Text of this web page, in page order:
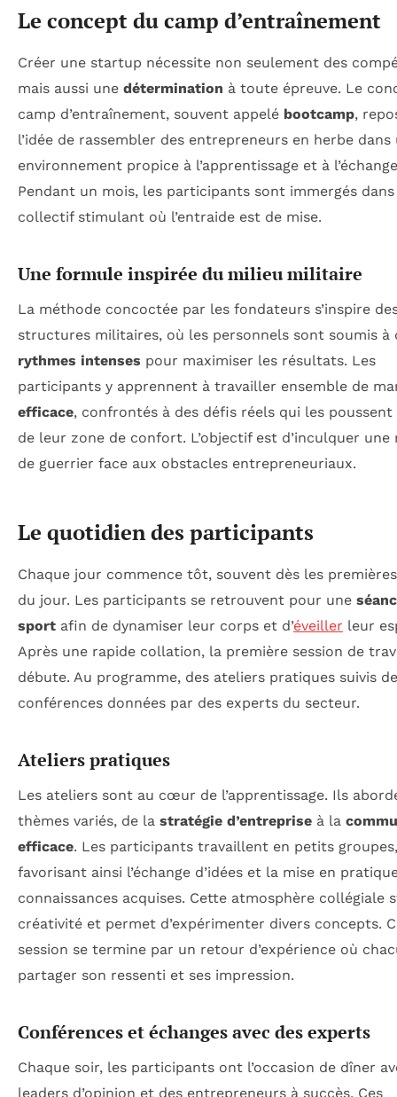
Le concept du camp d’entraînement
Créer une startup nécessite non seulement des
mais aussi une détermination à toute épreuve. Le
camp d’entraînement, souvent appelé bootcamp,
l’idée de rassembler des entrepreneurs en herbe dans
environnement propice à l’apprentissage et à
Pendant un mois, les participants sont immergés
collectif stimulant où l’entraide est de mise.
Une formule inspirée du milieu militaire
La méthode concoctée par les fondateurs s’inspire
structures militaires, où les personnels sont soumis à
rythmes intenses pour maximiser les résultats. Les
participants y apprennent à travailler ensemble de
efficace, confrontés à des défis réels qui les
de leur zone de confort. L’objectif est d’inculquer
de guerrier face aux obstacles entrepreneuriaux.
Le quotidien des participants
Chaque jour commence tôt, souvent dès les
du jour. Les participants se retrouvent pour une
sport afin de dynamiser leur corps et d’éveiller leur
Après une rapide collation, la première session de
débute. Au programme, des ateliers pratiques suivis de
conférences données par des experts du secteur.
Ateliers pratiques
Les ateliers sont au cœur de l’apprentissage. Ils
thèmes variés, de la stratégie d’entreprise à la
efficace. Les participants travaillent en petits groupes,
favorisant ainsi l’échange d’idées et la mise en
connaissances acquises. Cette atmosphère collégiale
créativité et permet d’expérimenter divers concepts.
session se termine par un retour d’expérience où
partager son ressenti et ses impression.
Conférences et échanges avec des experts
Chaque soir, les participants ont l’occasion de dîner
leaders d’opinion et des entrepreneurs à succès. Ces